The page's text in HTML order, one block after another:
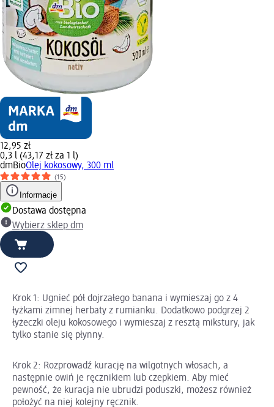
12,95 zł
0,3 l (43,17 zł za 1 l)
dmBioOlej kokosowy, 300 ml
(15)
Informacje
Dostawa dostępna
Wybierz sklep dm
Krok 1: Ugnieć pół dojrzałego banana i wymieszaj go z 4
łyżkami zimnej herbaty z rumianku. Dodatkowo podgrzej 2
łyżeczki oleju kokosowego i wymieszaj z resztą mikstury, jak
tylko stanie się płynny.
Krok 2: Rozprowadź kurację na wilgotnych włosach, a
następnie owiń je ręcznikiem lub czepkiem. Aby mieć
pewność, że kuracja nie ubrudzi poduszki, możesz również
położyć na niej kolejny ręcznik.